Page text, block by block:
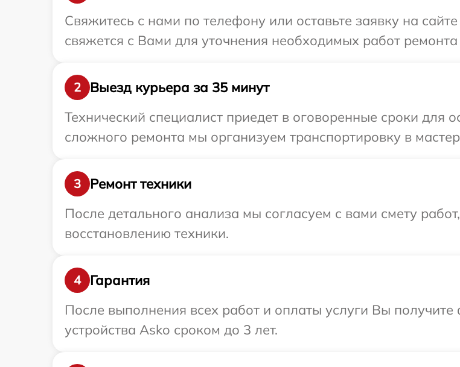
Свяжитесь с нами по телефону или оставьте заявку на
свяжется с Вами для уточнения необходимых работ
2
Выезд курьера за 35 минут
Технический специалист приедет в оговоренные сроки для
сложного ремонта мы организуем транспортировку в
3
Ремонт техники
После детального анализа мы согласуем с вами смету
восстановлению техники.
4
Гарантия
После выполнения всех работ и оплаты услуги Вы
устройства Asko сроком до 3 лет.